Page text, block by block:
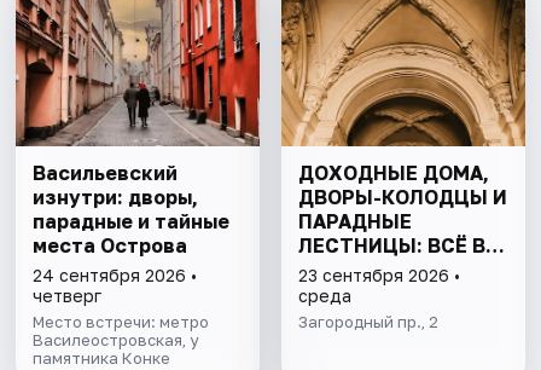
Васильевский
изнутри: дворы,
парадные и тайные
места Острова
24 сентября 2026 •
четверг
Место встречи: метро
Василеостровская, у
памятника Конке
ДОХОДНЫЕ ДОМА,
ДВОРЫ-КОЛОДЦЫ И
ПАРАДНЫЕ
ЛЕСТНИЦЫ: ВСЁ В
ОДНОЙ ПРОГУЛКЕ
23 сентября 2026 •
среда
Загородный пр., 2